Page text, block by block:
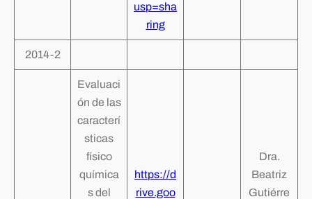
usp=sha
ring
2014-2
Evaluaci
ón de las
caracterí
sticas
físico
química
s del
https://d
rive.goo
Dra.
Beatriz
Gutiérre